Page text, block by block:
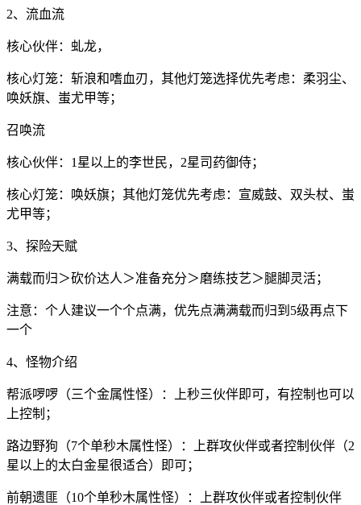
2、流血流
核心伙伴：虬龙，
核心灯笼：斩浪和嗜血刃，其他灯笼选择优先考虑：柔羽尘、
唤妖旗、蚩尤甲等；
召唤流
核心伙伴：1星以上的李世民，2星司药御侍；
核心灯笼：唤妖旗；其他灯笼优先考虑：宣威鼓、双头杖、蚩
尤甲等；
3、探险天赋
满载而归＞砍价达人＞准备充分＞磨练技艺＞腿脚灵活；
注意：个人建议一个个点满，优先点满满载而归到5级再点下
一个
4、怪物介绍
帮派啰啰（三个金属性怪）：上秒三伙伴即可，有控制也可以
上控制；
路边野狗（7个单秒木属性怪）：上群攻伙伴或者控制伙伴（2
星以上的太白金星很适合）即可；
前朝遗匪（10个单秒木属性怪）：上群攻伙伴或者控制伙伴